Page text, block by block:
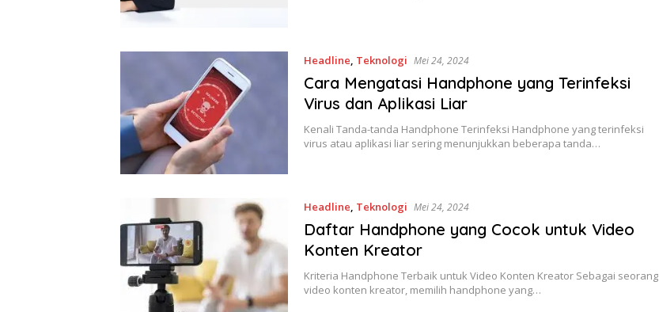
Headline, Teknologi Mei 24, 2024
Cara Mengatasi Handphone yang Terinfeksi
Virus dan Aplikasi Liar
Kenali Tanda-tanda Handphone Terinfeksi Handphone yang terinfeksi
virus atau aplikasi liar sering menunjukkan beberapa tanda…
Headline, Teknologi Mei 24, 2024
Daftar Handphone yang Cocok untuk Video
Konten Kreator
Kriteria Handphone Terbaik untuk Video Konten Kreator Sebagai seorang
video konten kreator, memilih handphone yang…